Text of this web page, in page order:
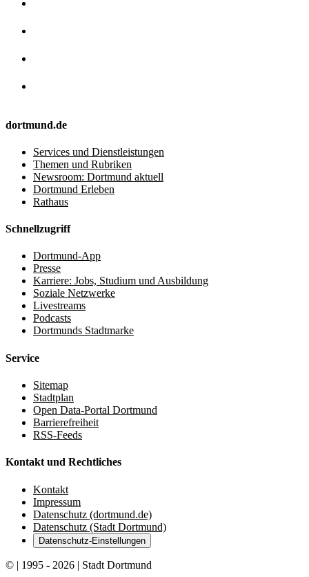
dortmund.de
Services und Dienstleistungen
Themen und Rubriken
Newsroom: Dortmund aktuell
Dortmund Erleben
Rathaus
Schnellzugriff
Dortmund-App
Presse
Karriere: Jobs, Studium und Ausbildung
Soziale Netzwerke
Livestreams
Podcasts
Dortmunds Stadtmarke
Service
Sitemap
Stadtplan
Open Data-Portal Dortmund
Barrierefreiheit
RSS-Feeds
Kontakt und Rechtliches
Kontakt
Impressum
Datenschutz (dortmund.de)
Datenschutz (Stadt Dortmund)
Datenschutz-Einstellungen
© | 1995 - 2026 | Stadt Dortmund